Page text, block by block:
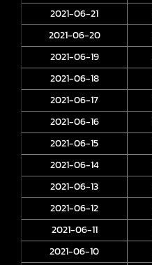
2021-06-21
2021-06-20
2021-06-19
2021-06-18
2021-06-17
2021-06-16
2021-06-15
2021-06-14
2021-06-13
2021-06-12
2021-06-11
2021-06-10